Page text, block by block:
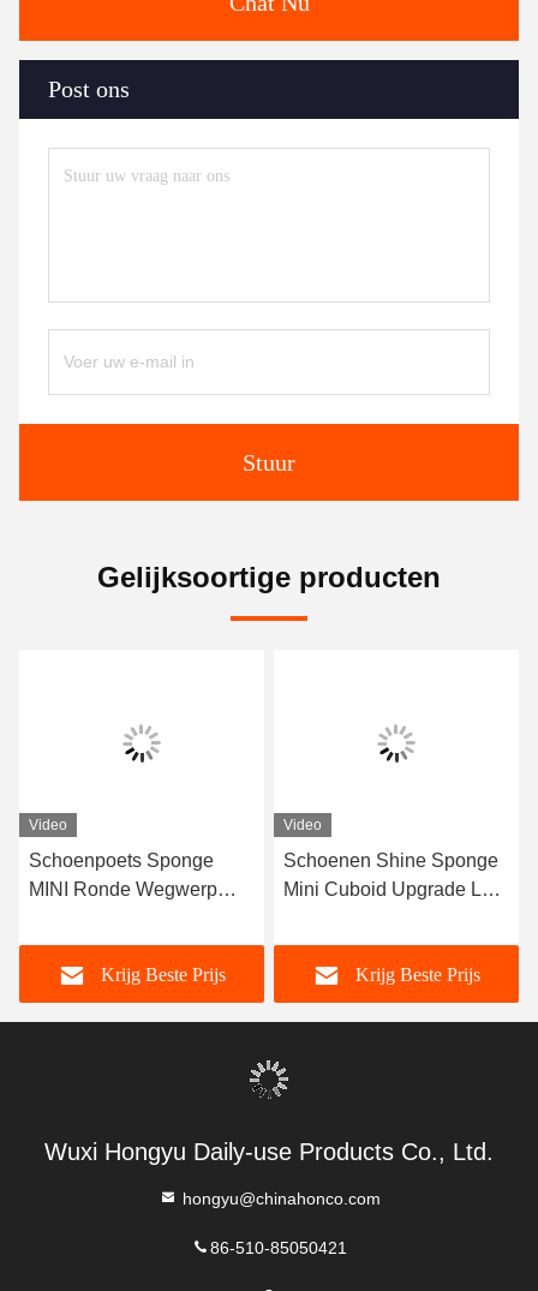
Post ons
Stuur
Gelijksoortige producten
Video
Schoenpoets Sponge
MINI Ronde Wegwerp
voor Noord-Amerikaanse
klanten OEMKrijg Beste Prijs
Video
Schoenen Shine Sponge
Mini Cuboid Upgrade Leer
Routine Met Neutrale
Laarzen Shining Soft
Sponge OEM
Krijg Beste Prijs
Wuxi Hongyu Daily-use Products Co., Ltd.
hongyu@chinahonco.com
86-510-85050421